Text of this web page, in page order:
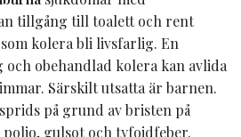
tillgång till toalett och rent
kolera bli livsfarlig. En
obehandlad kolera kan avlida
Särskilt utsatta är barnen.
på grund av bristen på
gulsot och tyfoidfeber.